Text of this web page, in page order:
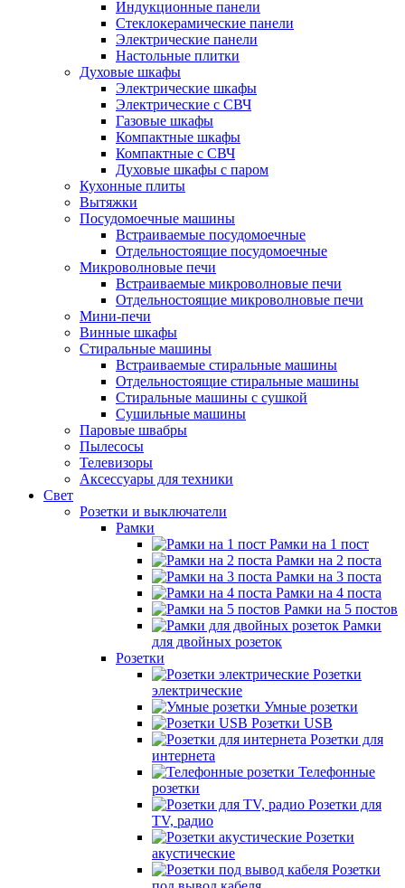
Индукционные панели
Стеклокерамические панели
Электрические панели
Настольные плитки
Духовые шкафы
Электрические шкафы
Электрические с СВЧ
Газовые шкафы
Компактные шкафы
Компактные с СВЧ
Духовые шкафы с паром
Кухонные плиты
Вытяжки
Посудомоечные машины
Встраиваемые посудомоечные
Отдельностоящие посудомоечные
Микроволновые печи
Встраиваемые микроволновые печи
Отдельностоящие микроволновые печи
Мини-печи
Винные шкафы
Стиральные машины
Встраиваемые стиральные машины
Отдельностоящие стиральные машины
Стиральные машины с сушкой
Сушильные машины
Паровые швабры
Пылесосы
Телевизоры
Аксессуары для техники
Свет
Розетки и выключатели
Рамки
Рамки на 1 пост
Рамки на 2 поста
Рамки на 3 поста
Рамки на 4 поста
Рамки на 5 постов
Рамки
для двойных розеток
Розетки
Розетки
электрические
Умные розетки
Розетки USB
Розетки для
интернета
Телефонные
розетки
Розетки для
TV, радио
Розетки
акустические
Розетки